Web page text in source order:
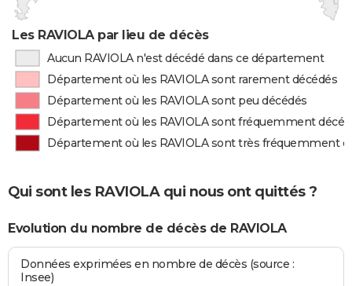
Les RAVIOLA par lieu de décès
Aucun RAVIOLA n'est décédé dans ce département
Département où les RAVIOLA sont rarement décédés
Département où les RAVIOLA sont peu décédés
Département où les RAVIOLA sont fréquemment
Département où les RAVIOLA sont très fréquemment
Qui sont les RAVIOLA qui nous ont quittés ?
Evolution du nombre de décès de RAVIOLA
Données exprimées en nombre de décès (source :
Insee)